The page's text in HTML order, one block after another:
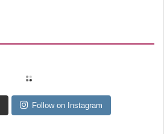
Follow on Instagram